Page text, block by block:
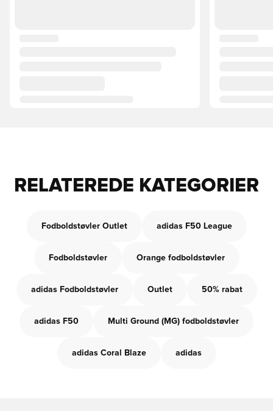
RELATEREDE KATEGORIER
Fodboldstøvler Outlet adidas F50 League
Fodboldstøvler Orange fodboldstøvler
adidas Fodboldstøvler Outlet 50% rabat
adidas F50 Multi Ground (MG) fodboldstøvler
adidas Coral Blaze adidas